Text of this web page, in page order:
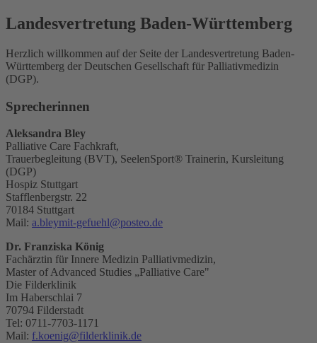
Landesvertretung Baden-Württemberg
Herzlich willkommen auf der Seite der Landesvertretung Baden-
Württemberg der Deutschen Gesellschaft für Palliativmedizin
(DGP).
Sprecherinnen
Aleksandra Bley
Palliative Care Fachkraft,
Trauerbegleitung (BVT), SeelenSport® Trainerin, Kursleitung
(DGP)
Hospiz Stuttgart
Stafflenbergstr. 22
70184 Stuttgart
Mail: a.bleymit-gefuehl@posteo.de
Dr. Franziska König
Fachärztin für Innere Medizin Palliativmedizin,
Master of Advanced Studies „Palliative Care"
Die Filderklinik
Im Haberschlai 7
70794 Filderstadt
Tel: 0711-7703-1171
Mail: f.koenig@filderklinik.de